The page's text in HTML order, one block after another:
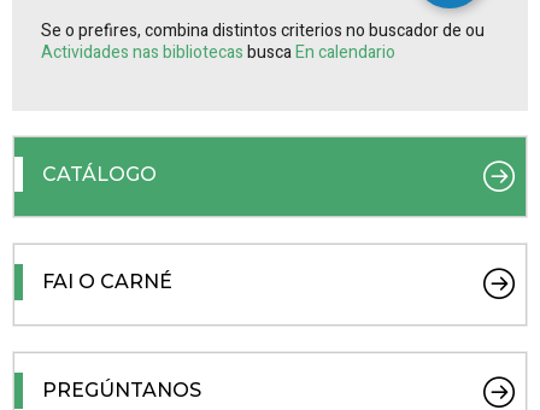
Se o prefires, combina distintos criterios no buscador de ou
Actividades nas bibliotecasbuscaEn calendario
CATÁLOGO
FAI O CARNÉ
PREGÚNTANOS